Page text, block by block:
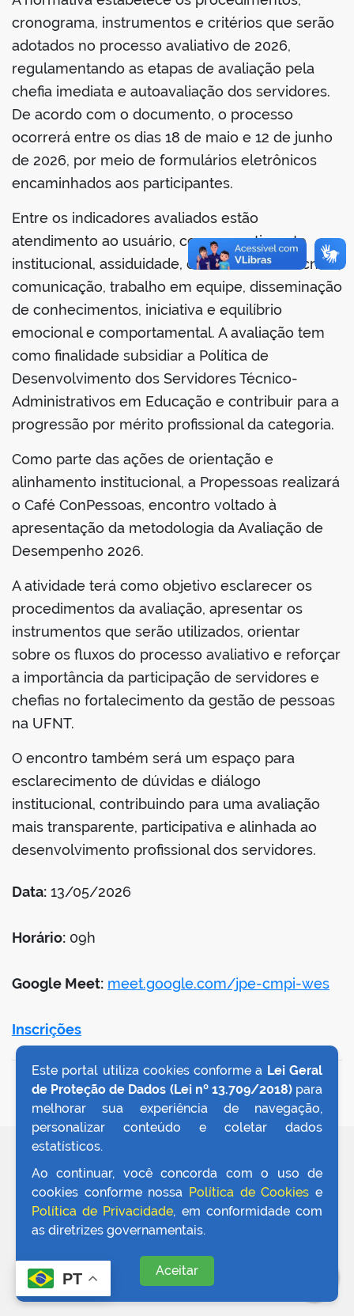
portal
cronograma, instrumentos e critérios que serão
adotados no processo avaliativo de 2026,
regulamentando as etapas de avaliação pela
chefia imediata e autoavaliação dos servidores.
De acordo com o documento, o processo
ocorrerá entre os dias 18 de maio e 12 de junho
de 2026, por meio de formulários eletrônicos
encaminhados aos participantes.
Entre os indicadores avaliados estão
atendimento ao usuário, comprometimento
institucional, assiduidade, conhecimento técnico,
comunicação, trabalho em equipe, disseminação
de conhecimentos, iniciativa e equilíbrio
emocional e comportamental. A avaliação tem
como finalidade subsidiar a Política de
Desenvolvimento dos Servidores Técnico-
Administrativos em Educação e contribuir para a
progressão por mérito profissional da categoria.
Como parte das ações de orientação e
alinhamento institucional, a Propessoas realizará
o Café ConPessoas, encontro voltado à
apresentação da metodologia da Avaliação de
Desempenho 2026.
A atividade terá como objetivo esclarecer os
procedimentos da avaliação, apresentar os
instrumentos que serão utilizados, orientar
sobre os fluxos do processo avaliativo e reforçar
a importância da participação de servidores e
chefias no fortalecimento da gestão de pessoas
na UFNT.
O encontro também será um espaço para
esclarecimento de dúvidas e diálogo
institucional, contribuindo para uma avaliação
mais transparente, participativa e alinhada ao
desenvolvimento profissional dos servidores.
Data: 13/05/2026
Horário: 09h
Google Meet: meet.google.com/jpe-cmpi-wes
Inscrições
VOLTAR AO TOPO
Este portal utiliza cookies conforme a Lei Geral
de Proteção de Dados (Lei nº 13.709/2018)para
melhorar sua experiência de navegação,
personalizar conteúdo e coletar dados
estatísticos.
Ao continuar, você concorda com o uso de
cookies conforme nossa Política de Cookies e
Política de Privacidade, em conformidade com
as diretrizes governamentais.
Aceitar
PT